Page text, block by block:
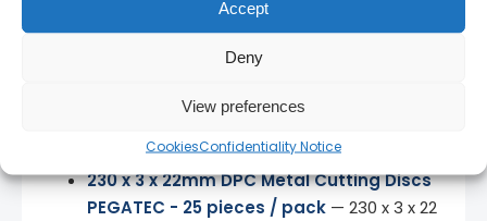
Accept
Deny
View preferences
CookiesConfidentiality Notice
Relaterte produkter
230 x 1.9 x 22mm INOX Special Cutting
Discs PEGATEC - 25 pieces / pack
rustfritt stål, 25 stk/eske
230 x 3 x 22mm DPC Metal Cutting Discs
PEGATEC - 25 pieces / pack — 230 x 3 x 22